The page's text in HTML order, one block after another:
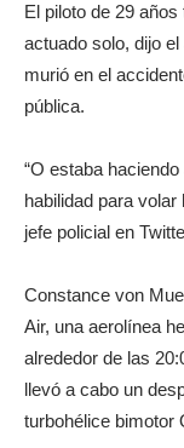
El piloto de 29
actuado solo, dijo
murió en el
pública.
“O estaba
habilidad para volar
jefe policial en
Constance von
Air, una aerolínea
alrededor de las
llevó a cabo un
turbohélice bimotor